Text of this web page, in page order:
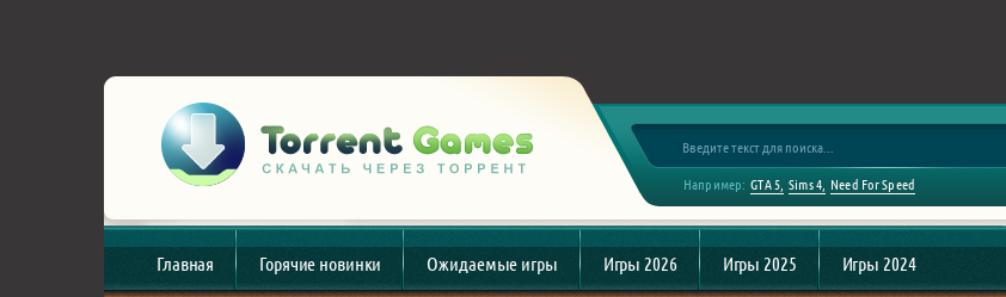
Например: GTA 5 Sims 4 Need For Speed
Главная Горячие новинки Ожидаемые игры Игры 2026 Игры 2025 Игры 2024